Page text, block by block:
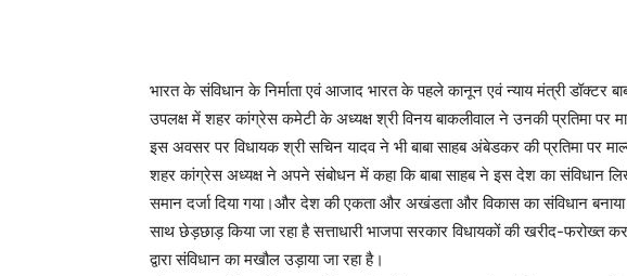
भारत के संविधान के निर्माता एवं आजाद भारत के पहले कानून एवं न्याय मंत्री डॉक्टर
उपलक्ष में शहर कांग्रेस कमेटी के अध्यक्ष श्री विनय बाकलीवाल ने उनकी प्रतिमा पर
इस अवसर पर विधायक श्री सचिन यादव ने भी बाबा साहब अंबेडकर की प्रतिमा पर
शहर कांग्रेस अध्यक्ष ने अपने संबोधन में कहा कि बाबा साहब ने इस देश का संविधान
समान दर्जा दिया गया।और देश की एकता और अखंडता और विकास का संविधान
साथ छेड़छाड़ किया जा रहा है सत्ताधारी भाजपा सरकार विधायकों की खरीद-फरोख्त
द्वारा संविधान का मखौल उड़ाया जा रहा है।